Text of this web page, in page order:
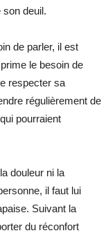
son deuil.
de parler, il est
le besoin de
respecter sa
régulièrement de
pourraient
douleur ni la
il faut lui
Suivant la
du réconfort